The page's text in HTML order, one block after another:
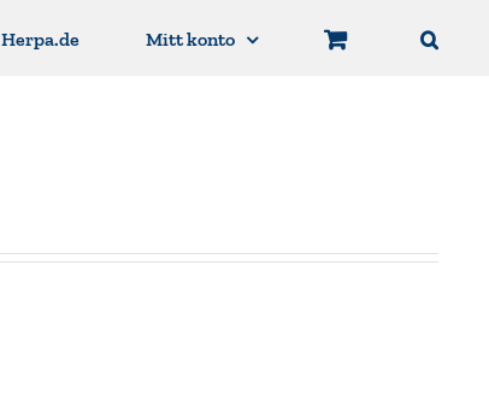
Herpa.de Mitt konto